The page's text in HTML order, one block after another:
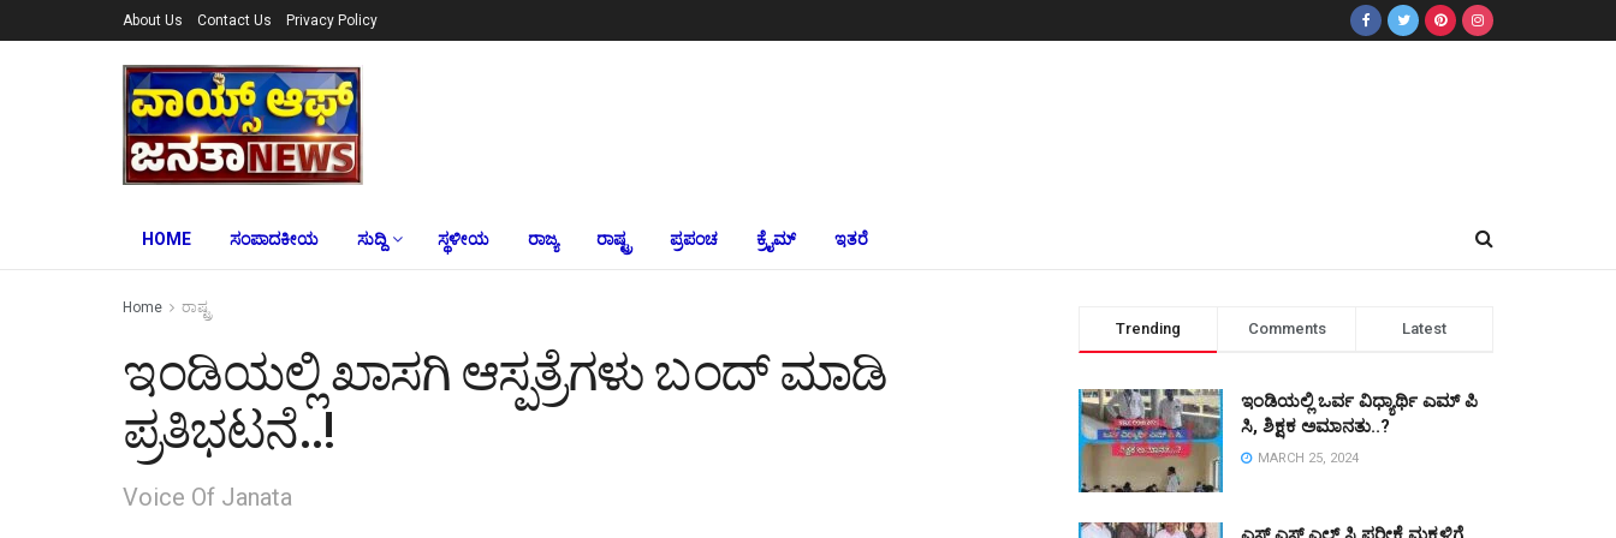
About Us Contact Us Privacy Policy
HOME ಸಂಪಾದಕೀಯ ಸುದ್ದಿ ಸ್ಥಳೀಯ ರಾಜ್ಯ ರಾಷ್ಟ್ರ ಪ್ರಪಂಚ ಕ್ರೈಮ್‌ ಇತರೆ
Home ರಾಷ್ಟ್ರ
ಇಂಡಿಯಲ್ಲಿ‌ ಖಾಸಗಿ ಆಸ್ಪತ್ರೆಗಳು ಬಂದ್ ಮಾಡಿ
ಪ್ರತಿಭಟನೆ..!
Voice Of Janata
Trending Comments Latest
ಇಂಡಿಯಲ್ಲಿ ಒರ್ವ ವಿಧ್ಯಾರ್ಥಿ ಎಮ್ ಪಿ
ಸಿ, ಶಿಕ್ಷಕ ಅಮಾನತು..?
MARCH 25, 2024